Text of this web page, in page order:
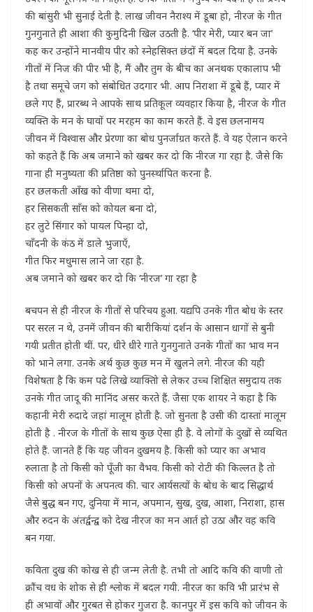
की बांसुरी भी सुनाई देती है. लाख जीवन नैराश्य में डूबा हो, नीरज के गीत
गुनगुनाते ही आशा की कुमुदिनी खिल उठती है. ‘पीर मेरी, प्यार बन जा’
कह कर उन्होंने मानवीय पीर को स्नेहसिक्त छंदों में बदल दिया है. उनके
गीतों में निज की पीर भी है, मैं और तुम के बीच का अनथक एकालाप भी
है तथा समूचे जग को संबोधित उदगार भी. आप निराशा में डूबे हैं, प्यार में
छले गए हैं, प्रारब्ध ने आपके साथ प्रतिकूल व्यवहार किया है, नीरज के गीत
व्यक्ति के मन के घावों पर मरहम का काम करते हैं. वे इस छलनामय
जीवन में विश्वास और प्रेरणा का बोध पुनर्जाग्रत करते हैं. वे यह ऐलान करने
को कहते हैं कि अब जमाने को खबर कर दो कि नीरज गा रहा है. जैसे कि
गाना ही मनुष्यता की प्रतिष्ठा को पुनर्स्थापित करना है.
हर छलकती आँख को वीणा थमा दो,
हर सिसकती साँस को कोयल बना दो,
हर लुटे सिंगार को पायल पिन्हा दो,
चाँदनी के कंठ में डाले भुजाएँ,
गीत फिर मधुमास लाने जा रहा है.
अब जमाने को खबर कर दो कि ‘नीरज’ गा रहा है
बचपन से ही नीरज के गीतों से परिचय हुआ. यद्यपि उनके गीत बोध के स्तर
पर सरल न थे, उनमें जीवन की बारीकियां दर्शन के आसान धागों से बुनी
गयी प्रतीत होती थीं. पर, धीरे धीरे गाते गुनगुनाते उनके गीतों का भाव मन
को भाने लगा. उनके अर्थ कुछ कुछ मन में खुलने लगे. नीरज की यही
विशेषता है कि कम पढे लिखे व्याक्तिो से लेकर उच्च शिक्षित समुदाय तक
उनके गीत जादू की मानिंद असर करते हैं. जैसा एक शायर ने कहा है कि
कहानी मेरी रुदादे जहां मालूम होती है. जो सुनता है उसी की दास्तां मालूम
होती है . नीरज के गीतों के साथ कुछ ऐसा ही है. वे लोगों के दुखों से व्यथित
होते हैं. जानते हैं कि यह जीवन दुखमय है. किसी को प्यार का अभाव
रुलाता है तो किसी को पूँजी का वैभव. किसी को रोटी की किल्लत है तो
किसी को अपनों के अपनत्व की. चार आर्यसत्यों के बोध के बाद सिद्धार्थ
जैसे बुद्ध बन गए, दुनिया में मान, अपमान, सुख, दुख, आशा, निराशा, हास
और रुदन के अंतर्द्वन्द्व को देख नीरज का मन आर्त हो उठा और वह कवि
बन गया.
कविता दुख की कोख से ही जन्म लेती है. तभी तो आदि कवि की वाणी तो
क्रौंच वध के शोक से ही श्लोक में बदल गयी. नीरज का कवि भी प्रारंभ से
ही अभावों और गुरबत से होकर गुजरा है. कानपुर में इस कवि को जीवन के